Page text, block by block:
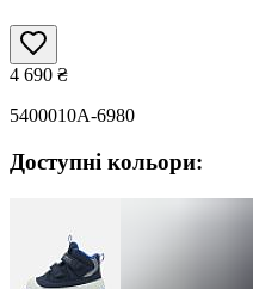
4 690 ₴
5400010A-6980
Доступні кольори: